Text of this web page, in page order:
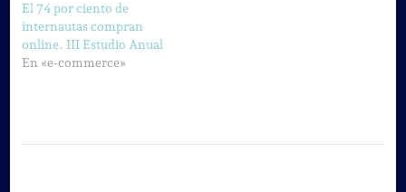
El 74 por ciento de
internautas compran
online. III Estudio Anual
En «e-commerce»